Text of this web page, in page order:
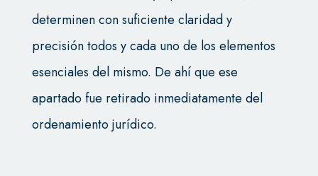
determinen con suficiente claridad y
precisión todos y cada uno de los elementos
esenciales del mismo. De ahí que ese
apartado fue retirado inmediatamente del
ordenamiento jurídico.